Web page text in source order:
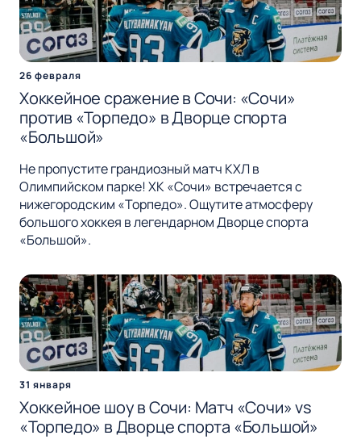
26 февраля
Хоккейное сражение в Сочи: «Сочи»
против «Торпедо» в Дворце спорта
«Большой»
Не пропустите грандиозный матч КХЛ в
Олимпийском парке! ХК «Сочи» встречается с
нижегородским «Торпедо». Ощутите атмосферу
большого хоккея в легендарном Дворце спорта
«Большой».
31 января
Хоккейное шоу в Сочи: Матч «Сочи» vs
«Торпедо» в Дворце спорта «Большой»